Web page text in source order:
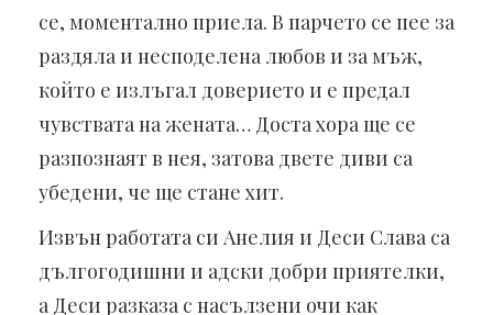
се, моментално приела. В парчето се пее за
раздяла и несподелена любов и за мъж,
който е излъгал доверието и е предал
чувствата на жената… Доста хора ще се
разпознаят в нея, затова двете диви са
убедени, че ще стане хит.
Извън работата си Анелия и Деси Слава са
дългогодишни и адски добри приятелки,
а Деси разказа с насълзени очи как